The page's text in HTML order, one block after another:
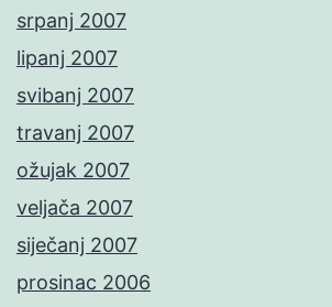
srpanj 2007
lipanj 2007
svibanj 2007
travanj 2007
ožujak 2007
veljača 2007
siječanj 2007
prosinac 2006